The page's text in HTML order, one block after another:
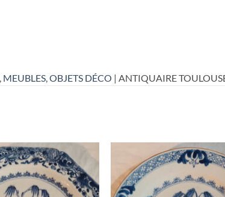
MEUBLES OBJETS DÉCO | ANTIQUAIRE